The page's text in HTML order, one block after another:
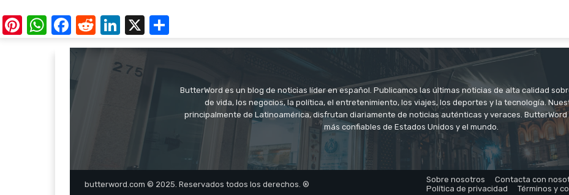
Pinterest
WhatsApp
Facebook
RedditLinkedIn
X
ButterWord es un blog de noticias líder en español. Publicamos las últimas noticias de alta calidad
de vida, los negocios, la política, el entretenimiento, los viajes, los deportes y la tecnología.
principalmente de Latinoamérica, disfrutan diariamente de noticias auténticas y veraces.
más confiables de Estados Unidos y el mundo.
butterword.com © 2025. Reservados todos los derechos. ® Sobre nosotros Contacta con
Política de privacidad
Términos y